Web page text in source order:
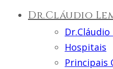
Dr.Cláudio
Dr.Cláudio
Hospitais
Principais